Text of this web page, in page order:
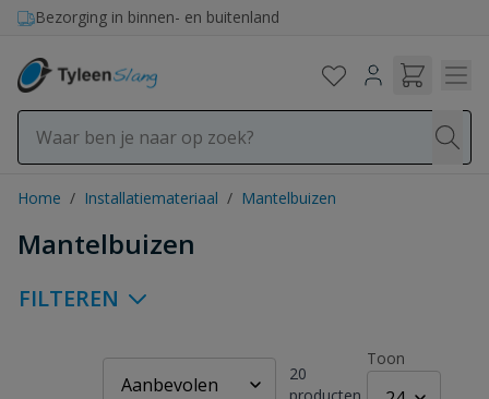
Ga naar de inhoud
Bezorging in binnen- en buitenland
Home / Installatiemateriaal / Mantelbuizen
Mantelbuizen
FILTEREN
20
Toon